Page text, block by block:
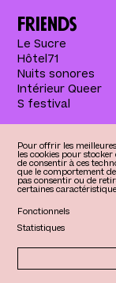
Friends
Le Sucre
Hôtel71
Nuits sonores
Intérieur Queer
S festival
Mentions légales
Pour offrir les
les cookies pour
de consentir à ces
que le comportement
pas consentir ou de
certaines
Fonctionnels
Statistiques